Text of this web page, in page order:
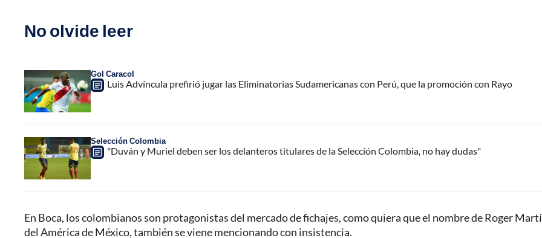
No olvide leer
Gol Caracol
Luis Advíncula prefirió jugar las Eliminatorias Sudamericanas con Perú, que la promoción con Rayo
Selección Colombia
"Duván y Muriel deben ser los delanteros titulares de la Selección Colombia, no hay dudas"
En Boca, los colombianos son protagonistas del mercado de fichajes, como quiera que el nombre de Roger
del América de México, también se viene mencionando con insistencia.